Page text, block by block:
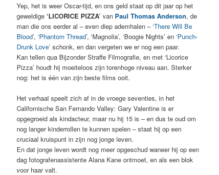
Yep, het is weer Oscar-tijd, en ons geld staat op dit jaar op het
geweldige‘LICORICE PIZZA’ van Paul Thomas Anderson, de
man die ons eerder al – even diep ademhalen –‘There Will Be
Blood’,‘Phantom Thread’, ‘Magnolia’, ‘Boogie Nights’ en‘Punch-
Drunk Love’ schonk, en dan vergeten we er nog een paar.
Kan tellen qua Bijzonder Straffe Filmografie, en met ‘Licorice
Pizza’ houdt hij moeiteloos zijn torenhoge niveau aan. Sterker
nog: het is één van zijn beste films ooit.
Het verhaal speelt zich af in de vroege seventies, in het
Californische San Fernando Valley: Gary Valentine is er
opgegroeid als kindacteur, maar nu hij 15 is – en dus te oud om
nog langer kinderrollen te kunnen spelen – staat hij op een
cruciaal kruispunt in zijn nog jonge leven.
En dat jonge leven wordt nog meer opgeschud waneer hij op een
dag fotografenassistente Alana Kane ontmoet, en als een blok
voor haar valt.